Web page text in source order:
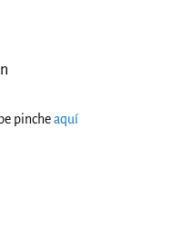
pincheaquí